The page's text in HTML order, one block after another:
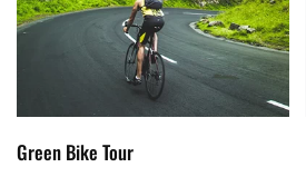
Green Bike Tour